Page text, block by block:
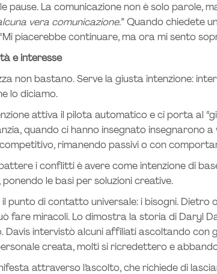
pause. La comunicazione non è solo parole,
vera comunicazione.” Quando chiedete
piacerebbe continuare, ma ora mi sento
e interesse
non bastano. Serve la giusta intenzione:
lo diciamo.
attiva il pilota automatico e ci porta al
quando ci hanno insegnato insegnarono
rimanendo passivi o con
i conflitti è avere come intenzione di
le basi per soluzioni creative.
il punto di contatto universale: i bisogni.
fare miracoli. Lo dimostra la storia di Daryl
Davis intervistò alcuni affiliati ascoltando con
creata, molti si ricredettero e
attraverso l’ascolto, che richiede di